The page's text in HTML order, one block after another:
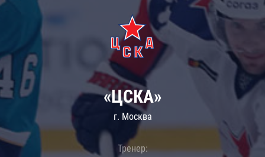
«ЦСКА»
г. Москва
Тренер: